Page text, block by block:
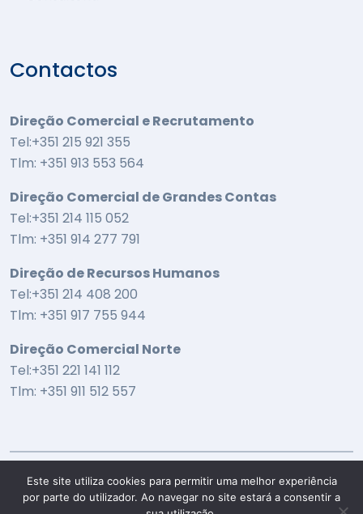
Contactos
Direção Comercial e Recrutamento
Tel:+351 215 921 355
Tlm: +351 913 553 564
Direção Comercial de Grandes Contas
Tel:+351 214 115 052
Tlm: +351 914 277 791
Direção de Recursos Humanos
Tel:+351 214 408 200
Tlm: +351 917 755 944
Direção Comercial Norte
Tel:+351 221 141 112
Tlm: +351 911 512 557
Este site utiliza cookies para permitir uma melhor experiência
por parte do utilizador. Ao navegar no site estará a consentir a